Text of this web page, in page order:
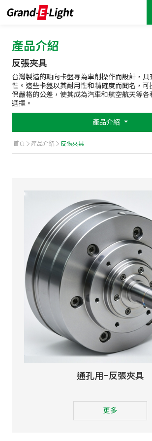
產品介紹
反張夾具
台灣製造的軸向卡盤專為車削操作而設計，
性。這些卡盤以其耐用性和精確度而聞名，
保嚴格的公差，使其成為汽車和航空航天等
選擇。
產品介紹
首頁 產品介紹 反張夾具
通孔用-反張夾具
更多